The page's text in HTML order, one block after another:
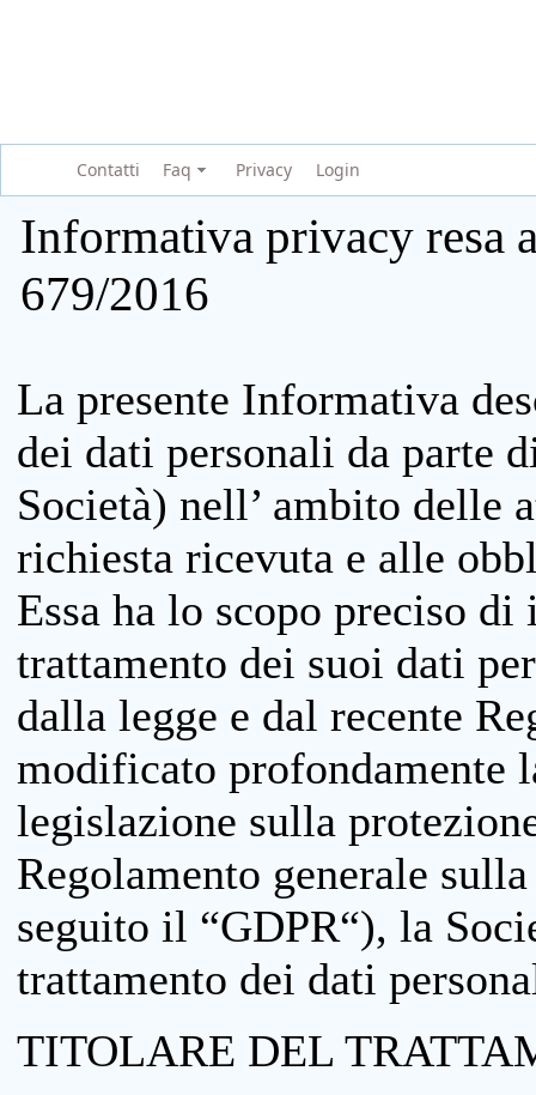
Contatti Faq Privacy Login
Informativa privacy resa
679/2016
La presente Informativa
dei dati personali da parte
Società) nell’ ambito delle
richiesta ricevuta e alle
Essa ha lo scopo preciso
trattamento dei suoi dati
dalla legge e dal recente
modificato profondamente
legislazione sulla
Regolamento generale
seguito il “GDPR“), la
trattamento dei dati
TITOLARE DEL